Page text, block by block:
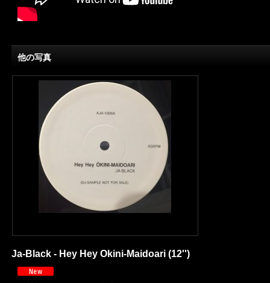
他の写真
Ja-Black - Hey Hey Okini-Maidoari (12'')